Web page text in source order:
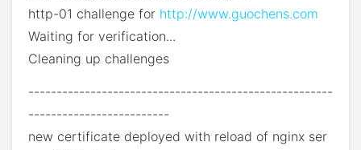
http-01 challenge for http://www.guochens.com
Waiting for verification...
Cleaning up challenges
------------------------------------------------------
-------------------------
new certificate deployed with reload of nginx ser